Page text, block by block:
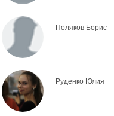
Поляков Борис
Руденко Юлия